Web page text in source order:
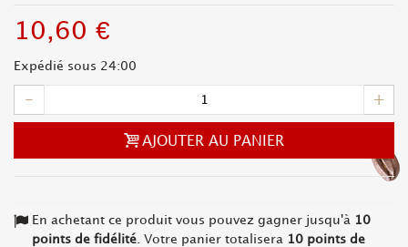
10,60 €
Expédié sous 24:00
- +
AJOUTER AU PANIER
En achetant ce produit vous pouvez gagner jusqu'à 10
points de fidélité . Votre panier totalisera 10 points de